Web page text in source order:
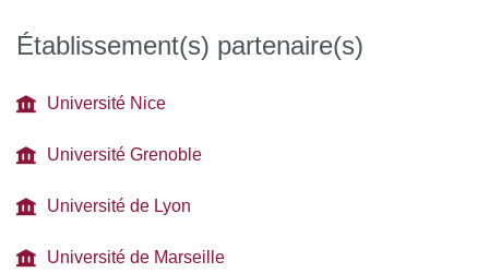
Établissement(s) partenaire(s)
Université Nice
Université Grenoble
Université de Lyon
Université de Marseille